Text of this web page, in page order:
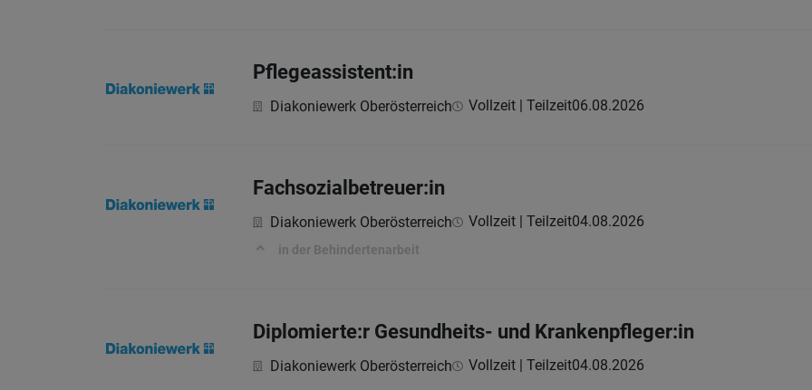
Pflegeassistent:in
Diakoniewerk Oberösterreich Vollzeit | Teilzeit06.08.2026
Fachsozialbetreuer:in
Diakoniewerk Oberösterreich Vollzeit | Teilzeit04.08.2026
in der Behindertenarbeit
Diplomierte:r Gesundheits- und Krankenpfleger:in
Diakoniewerk Oberösterreich Vollzeit | Teilzeit04.08.2026